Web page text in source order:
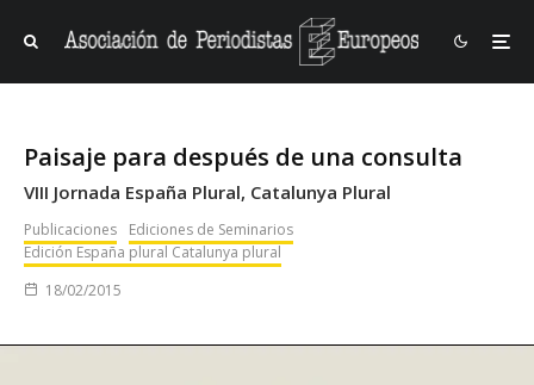
Paisaje para después de una consulta
VIII Jornada España Plural, Catalunya Plural
Publicaciones
Ediciones de Seminarios
Edición España plural Catalunya plural
18/02/2015